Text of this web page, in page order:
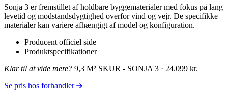
Sonja 3 er fremstillet af holdbare byggematerialer med fokus på lang
levetid og modstandsdygtighed overfor vind og vejr. De specifikke
materialer kan variere afhængigt af model og konfiguration.
Producent officiel side
Produktspecifikationer
Klar til at vide mere? 9,3 M² SKUR - SONJA 3 · 24.099 kr.
Se pris hos forhandler